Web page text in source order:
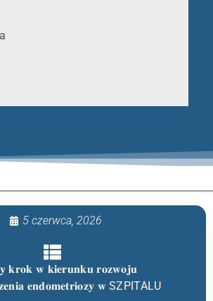
5 czerwca, 2026
𝐤𝐫𝐨𝐤 𝐰 𝐤𝐢𝐞𝐫𝐮𝐧𝐤𝐮 𝐫𝐨𝐳𝐰𝐨𝐣𝐮
𝐞𝐧𝐝𝐨𝐦𝐞𝐭𝐫𝐢𝐨𝐳𝐲 𝐰 SZPITALU